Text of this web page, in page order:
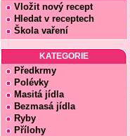
Vložit nový recept
Hledat v receptech
Škola vaření
KATEGORIE
Předkrmy
Polévky
Masitá jídla
Bezmasá jídla
Ryby
Přílohy